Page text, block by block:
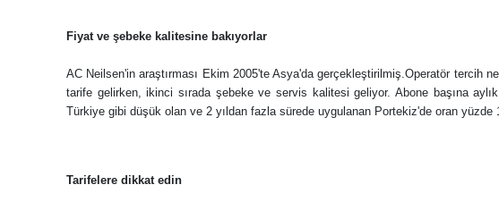
Fiyat ve şebeke kalitesine bakıyorlar
AC Neilsen'in araştırması Ekim 2005'te Asya'da gerçekleştirilmiş.Operatör tercih
tarife gelirken, ikinci sırada şebeke ve servis kalitesi geliyor. Abone başına
Türkiye gibi düşük olan ve 2 yıldan fazla sürede uygulanan Portekiz'de oran yüzde
Tarifelere dikkat edin